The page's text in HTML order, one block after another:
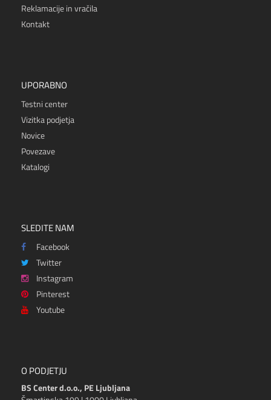
Reklamacije in vračila
Kontakt
UPORABNO
Testni center
Vizitka podjetja
Novice
Povezave
Katalogi
SLEDITE NAM
Facebook
Twitter
Instagram
Pinterest
Youtube
O PODJETJU
BS Center d.o.o., PE Ljubljana